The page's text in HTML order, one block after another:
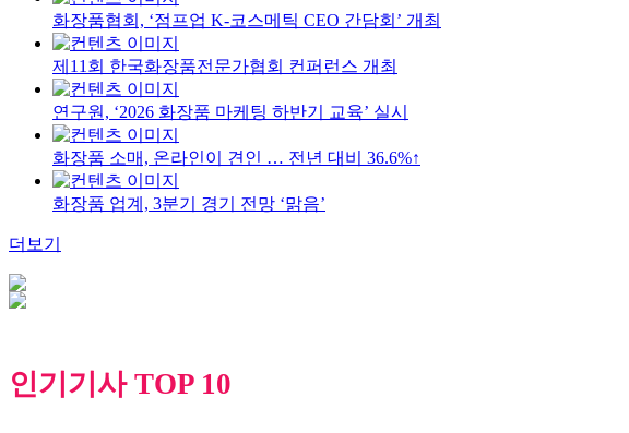
화장품협회, ‘점프업 K-코스메틱 CEO 간담회’ 개최
제11회 한국화장품전문가협회 컨퍼런스 개최
연구원, ‘2026 화장품 마케팅 하반기 교육’ 실시
화장품 소매, 온라인이 견인 … 전년 대비 36.6%↑
화장품 업계, 3분기 경기 전망 ‘맑음’
더보기
인기기사 TOP 10